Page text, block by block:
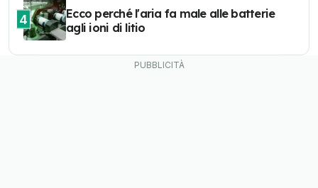
4
Ecco perché l'aria fa male alle batterie
agli ioni di litio